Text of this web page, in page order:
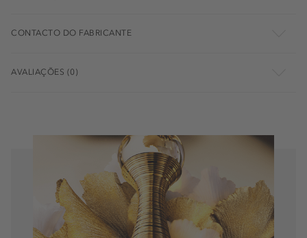
CONTACTO DO FABRICANTE
AVALIAÇÕES (0)